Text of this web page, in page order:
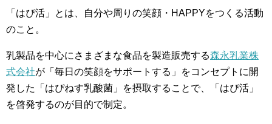
「はぴ活」とは、自分や周りの笑顔・HAPPYをつくる活動
のこと。
乳製品を中心にさまざまな食品を製造販売する森永乳業株
式会社が「毎日の笑顔をサポートする」をコンセプトに開
発した「はぴねす乳酸菌」を摂取することで、「はぴ活」
を啓発するのが目的で制定。